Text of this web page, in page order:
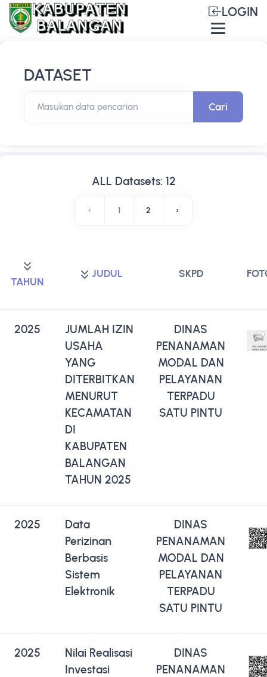
LOGIN
DATASET
Masukan data pencarian Cari
ALL Datasets: 12
‹ 1 2 ›
TAHUN
JUDUL SKPD
2025
JUMLAH IZIN
USAHA
YANG
DITERBITKAN
MENURUT
KECAMATAN
DI
KABUPATEN
BALANGAN
TAHUN 2025
DINAS
PENANAMAN
MODAL DAN
PELAYANAN
TERPADU
SATU PINTU
2025
Data
Perizinan
Berbasis
Sistem
Elektronik
DINAS
PENANAMAN
MODAL DAN
PELAYANAN
TERPADU
SATU PINTU
2025
Nilai Realisasi
Investasi
DINAS
PENANAMAN